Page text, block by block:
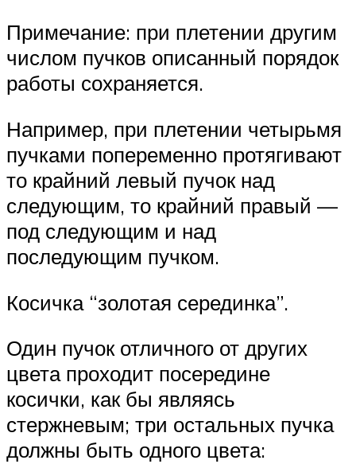
Примечание: при плетении другим
числом пучков описанный порядок
работы сохраняется.
Например, при плетении четырьмя
пучками попеременно протягивают
то крайний левый пучок над
следующим, то крайний правый —
под следующим и над
последующим пучком.
Косичка “золотая серединка”.
Один пучок отличного от других
цвета проходит посередине
косички, как бы являясь
стержневым; три остальных пучка
должны быть одного цвета: